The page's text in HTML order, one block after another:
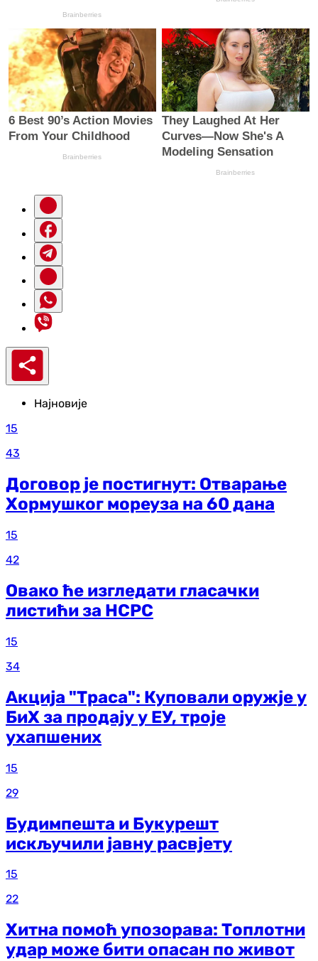
Најновије
15
43
Договор је постигнут: Отварање
Хормушког мореуза на 60 дана
15
42
Овако ће изгледати гласачки
листићи за НСРС
15
34
Акција "Траса": Куповали оружје у
БиХ за продају у ЕУ, троје
ухапшених
15
29
Будимпешта и Букурешт
искључили јавну расвјету
15
22
Хитна помоћ упозорава: Топлотни
удар може бити опасан по живот